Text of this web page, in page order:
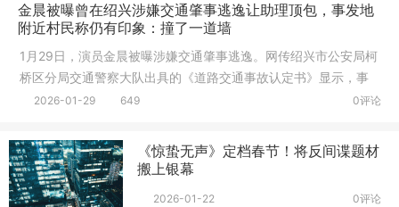
金晨被曝曾在绍兴涉嫌交通肇事逃逸让助理顶包，事发地
附近村民称仍有印象：撞了一道墙
1月29日，演员金晨被曝涉嫌交通肇事逃逸。网传绍兴市公安局柯
桥区分局交通警察大队出具的《道路交通事故认定书》显示，事
故时间
0评论
2026-01-29 649
《惊蛰无声》定档春节！将反间谍题材
搬上银幕
0评论
2026-01-22